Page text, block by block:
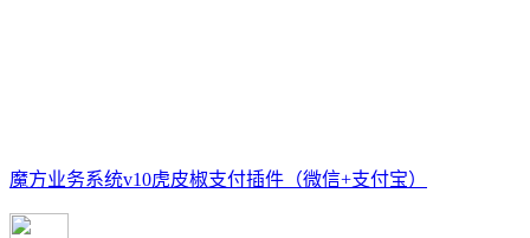
魔方业务系统v10虎皮椒支付插件（微信+支付宝）